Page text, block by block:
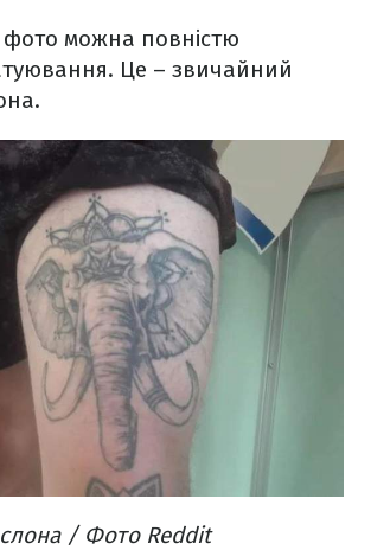
можна повністю
Це – звичайний
/ Фото Reddit